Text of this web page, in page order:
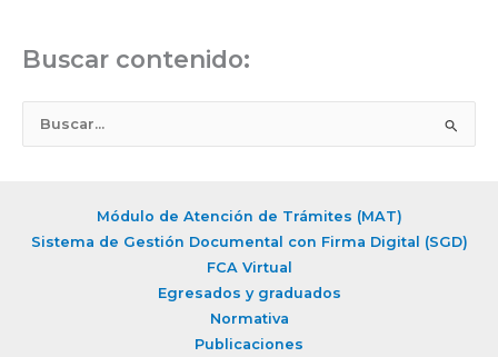
Buscar contenido:
Módulo de Atención de Trámites (MAT)
Sistema de Gestión Documental con Firma Digital (SGD)
FCA Virtual
Egresados y graduados
Normativa
Publicaciones